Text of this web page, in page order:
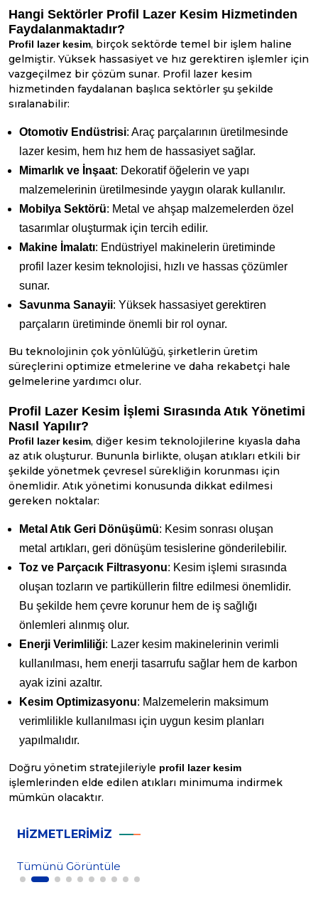
Hangi Sektörler Profil Lazer Kesim Hizmetinden
Faydalanmaktadır?
Profil lazer kesim, birçok sektörde temel bir işlem haline
gelmiştir. Yüksek hassasiyet ve hız gerektiren işlemler için
vazgeçilmez bir çözüm sunar. Profil lazer kesim
hizmetinden faydalanan başlıca sektörler şu şekilde
sıralanabilir:
Otomotiv Endüstrisi: Araç parçalarının üretilmesinde
lazer kesim, hem hız hem de hassasiyet sağlar.
Mimarlık ve İnşaat: Dekoratif öğelerin ve yapı
malzemelerinin üretilmesinde yaygın olarak kullanılır.
Mobilya Sektörü: Metal ve ahşap malzemelerden özel
tasarımlar oluşturmak için tercih edilir.
Makine İmalatı: Endüstriyel makinelerin üretiminde
profil lazer kesim teknolojisi, hızlı ve hassas çözümler
sunar.
Savunma Sanayii: Yüksek hassasiyet gerektiren
parçaların üretiminde önemli bir rol oynar.
Bu teknolojinin çok yönlülüğü, şirketlerin üretim
süreçlerini optimize etmelerine ve daha rekabetçi hale
gelmelerine yardımcı olur.
Profil Lazer Kesim İşlemi Sırasında Atık Yönetimi
Nasıl Yapılır?
Profil lazer kesim, diğer kesim teknolojilerine kıyasla daha
az atık oluşturur. Bununla birlikte, oluşan atıkları etkili bir
şekilde yönetmek çevresel sürekliğin korunması için
önemlidir. Atık yönetimi konusunda dikkat edilmesi
gereken noktalar:
Metal Atık Geri Dönüşümü: Kesim sonrası oluşan
metal artıkları, geri dönüşüm tesislerine gönderilebilir.
Toz ve Parçacık Filtrasyonu: Kesim işlemi sırasında
oluşan tozların ve partiküllerin filtre edilmesi önemlidir.
Bu şekilde hem çevre korunur hem de iş sağlığı
önlemleri alınmış olur.
Enerji Verimliliği: Lazer kesim makinelerinin verimli
kullanılması, hem enerji tasarrufu sağlar hem de karbon
ayak izini azaltır.
Kesim Optimizasyonu: Malzemelerin maksimum
verimlilikle kullanılması için uygun kesim planları
yapılmalıdır.
Doğru yönetim stratejileriyle profil lazer kesim
işlemlerinden elde edilen atıkları minimuma indirmek
mümkün olacaktır.
HIZMETLERIMIZ
Tümünü Görüntüle